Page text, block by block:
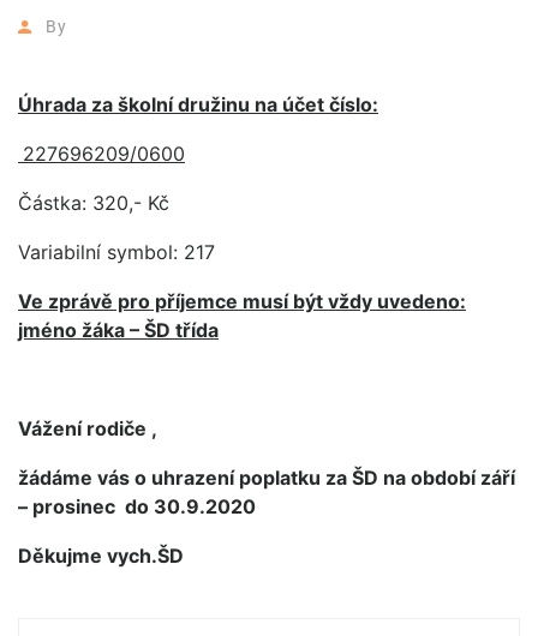
By
Úhrada za školní družinu na účet číslo:
227696209/0600
Částka: 320,- Kč
Variabilní symbol: 217
Ve zprávě pro příjemce musí být vždy uvedeno:
jméno žáka – ŠD třída
Vážení rodiče ,
žádáme vás o uhrazení poplatku za ŠD na období září
– prosinec do 30.9.2020
Děkujme vych.ŠD